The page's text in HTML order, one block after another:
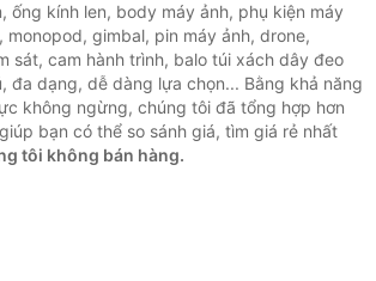
ống kính len, body máy ảnh, phụ kiện máy
monopod, gimbal, pin máy ảnh, drone,
sát, cam hành trình, balo túi xách dây đeo
đa dạng, dễ dàng lựa chọn... Bằng khả năng
không ngừng, chúng tôi đã tổng hợp hơn
bạn có thể so sánh giá, tìm giá rẻ nhất
tôi không bán hàng.